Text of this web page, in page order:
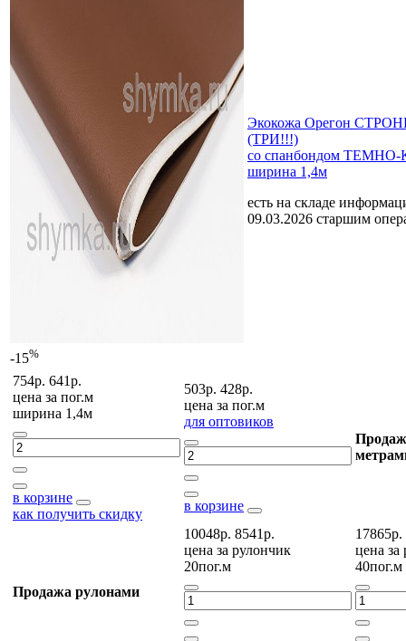
-15%
Экокожа Орегон
(ТРИ!!!)
со спанбондом
ширина 1,4м
есть на складе
09.03.2026 старшим
754р. 641р.
цена за пог.м
ширина 1,4м
в корзине
как получить скидку
503р. 428р.
цена за пог.м
для оптовиков
в корзине
Продажа рулонами
10048р. 8541р.
цена за рулончик
20пог.м
17865р.
цена за
40пог.м